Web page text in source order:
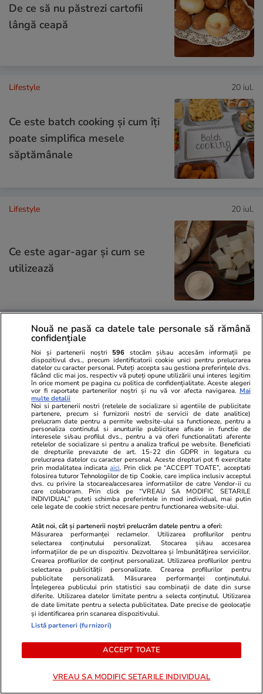
De ce să nu păstrezi cartofii
lângă ceapă
Lifestyle 20 iul.
Ce este batch cooking și cum îți
poate simplifica mesele
săptămânale
Lifestyle 20 iul.
Ce este agar-agar și cum se
utilizează
Știri România 23 iul.
Alexandru Rogobete dezvăluie
discuția avută cu Ilie Bolojan în
Palatul Victoria: „Asta nu este
reformă, este crimă”
Știri România 23 iul.
Haos la admiterea ASE 2026:
candidaților li se cere jumătate
din taxa de școlarizare înainte
de a afla unde au fost
repartizați
Știri România 23 iul.
Ministrul Irineu Darău, amendat
cu aproape 105.000 de lei de
AMEPIP: „Mi se impută inclusiv
sute de zile în care nici măcar nu
eram în funcție”
Nouă ne pasă ca datele tale personale să rămână
confidențiale
Noi și partenerii noștri 596 stocăm și/sau accesăm informații pe
dispozitivul dvs., precum identificatorii cookie unici pentru prelucrarea
datelor cu caracter personal. Puteți accepta sau gestiona preferințele dvs.
făcând clic mai jos, respectiv vă puteți opune utilizării unui interes legitim
în orice moment pe pagina cu politica de confidențialitate. Aceste alegeri
vor fi raportate partenerilor noștri și nu vă vor afecta navigarea. Mai
multe detalii
Noi si partenerii nostri (retelele de socializare si agentiile de publicitate
partenere, precum si furnizorii nostri de servicii de date analitice)
prelucram date pentru a permite website-ului sa functioneze, pentru a
personaliza continutul si anunturile publicitare afisate in functie de
interesele si/sau profilul dvs., pentru a va oferi functionalitati aferente
retelelor de socializare si pentru a analiza traficul pe website. Beneficiati
de drepturile prevazute de art. 15-22 din GDPR in legatura cu
prelucrarea datelor cu caracter personal. Aceste drepturi pot fi exercitate
prin modalitatea indicataaici. Prin click pe “ACCEPT TOATE”, acceptati
folosirea tuturor Tehnologiilor de tip Cookie, care implica inclusiv acceptul
dvs. cu privire la stocarea/accesarea informatiilor de catre Vendor-ii cu
care colaboram. Prin click pe “VREAU SA MODIFIC SETARILE
INDIVIDUAL” puteti schimba preferintele in mod individual, mai putin
cele legate de cookie strict necesare pentru functionarea website-ului.
Atât noi, cât și partenerii noștri prelucrăm datele pentru a oferi:
Măsurarea performanței reclamelor. Utilizarea profilurilor pentru
selectarea conținutului personalizat. Stocarea și/sau accesarea
informațiilor de pe un dispozitiv. Dezvoltarea și îmbunătățirea serviciilor.
Crearea profilurilor de conținut personalizat. Utilizarea profilurilor pentru
selectarea publicității personalizate. Crearea profilurilor pentru
publicitate personalizată. Măsurarea performanței conținutului.
Înțelegerea publicului prin statistici sau combinații de date din surse
diferite. Utilizarea datelor limitate pentru a selecta conținutul. Utilizarea
de date limitate pentru a selecta publicitatea. Date precise de geolocație
și identificarea prin scanarea dispozitivului.
Listă parteneri (furnizori)
ACCEPT TOATE
VREAU SA MODIFIC SETARILE INDIVIDUAL